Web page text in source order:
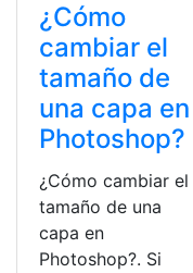
¿Cómo
cambiar el
tamaño de
una capa en
Photoshop?
¿Cómo cambiar el
tamaño de una
capa en
Photoshop?. Si